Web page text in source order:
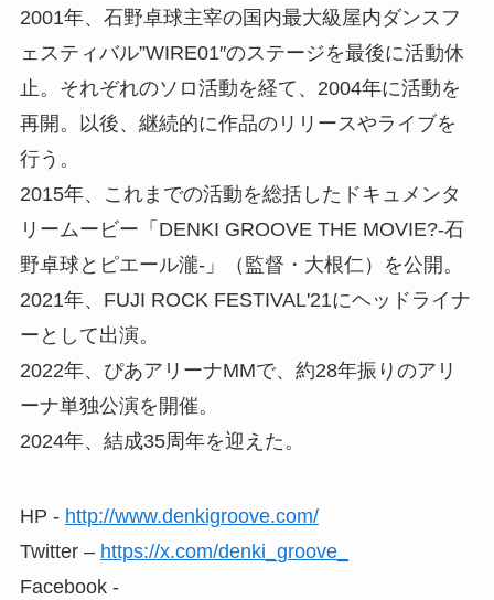
2001年、石野卓球主宰の国内最大級屋内ダンスフ
ェスティバル”WIRE01″のステージを最後に活動休
止。それぞれのソロ活動を経て、2004年に活動を
再開。以後、継続的に作品のリリースやライブを
行う。
2015年、これまでの活動を総括したドキュメンタ
リームービー「DENKI GROOVE THE MOVIE?-石
野卓球とピエール瀧-」（監督・大根仁）を公開。
2021年、FUJI ROCK FESTIVAL'21にヘッドライナ
ーとして出演。
2022年、ぴあアリーナMMで、約28年振りのアリ
ーナ単独公演を開催。
2024年、結成35周年を迎えた。
HP - http://www.denkigroove.com/
Twitter – https://x.com/denki_groove_
Facebook -